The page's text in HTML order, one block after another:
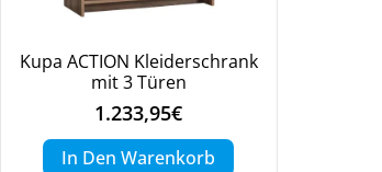
Kupa ACTION Kleiderschrank
mit 3 Türen
1.233,95€
In Den Warenkorb